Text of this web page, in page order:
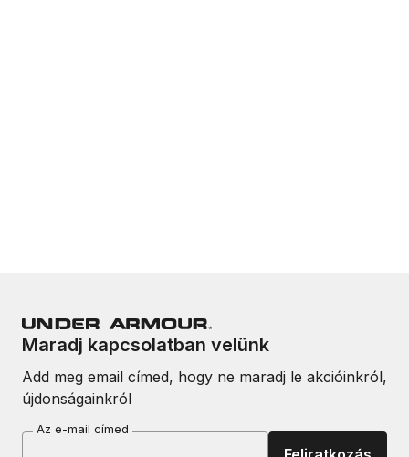
Maradj kapcsolatban velünk
Add meg email címed, hogy ne maradj le akcióinkról,
újdonságainkról
Az e-mail címed